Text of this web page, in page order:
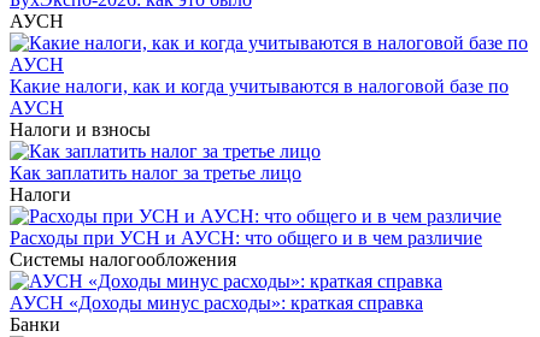
АУСН
Какие налоги, как и когда учитываются в налоговой базе по
АУСН
Налоги и взносы
Как заплатить налог за третье лицо
Налоги
Расходы при УСН и АУСН: что общего и в чем различие
Системы налогообложения
АУСН «Доходы минус расходы»: краткая справка
Банки